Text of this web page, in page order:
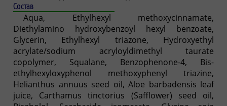
Состав
Aqua, Ethylhexyl methoxycinnamate,
Diethylamino hydroxybenzoyl hexyl benzoate,
Glycerin, Ethylhexyl triazone, Hydroxyethyl
acrylate/sodium acryloyldimethyl taurate
copolymer, Squalane, Benzophenone-4, Bis-
ethylhexyloxyphenol methoxyphenyl triazine,
Helianthus annuus seed oil, Aloe barbadensis leaf
juice, Carthamus tinctorius (Safflower) seed oil,